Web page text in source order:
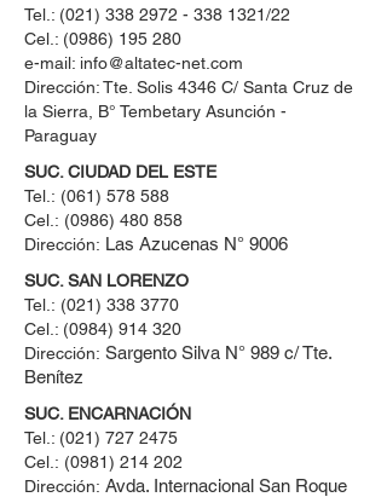
Tel.: (021) 338 2972 - 338 1321/22
Cel.: (0986) 195 280
e-mail: info@altatec-net.com
Dirección: Tte. Solis 4346 C/ Santa Cruz de
la Sierra, B° Tembetary Asunción -
Paraguay
SUC. CIUDAD DEL ESTE
Tel.: (061) 578 588
Cel.: (0986) 480 858
Dirección: Las Azucenas N° 9006
SUC. SAN LORENZO
Tel.: (021) 338 3770
Cel.: ​(0984) 914 320
Dirección: Sargento Silva N° 989 c/ Tte.
Benítez
SUC. ENCARNACIÓN
Tel.: (021) 727 2475
Cel.: (0981) 214 202
Dirección: Avda. Internacional San Roque